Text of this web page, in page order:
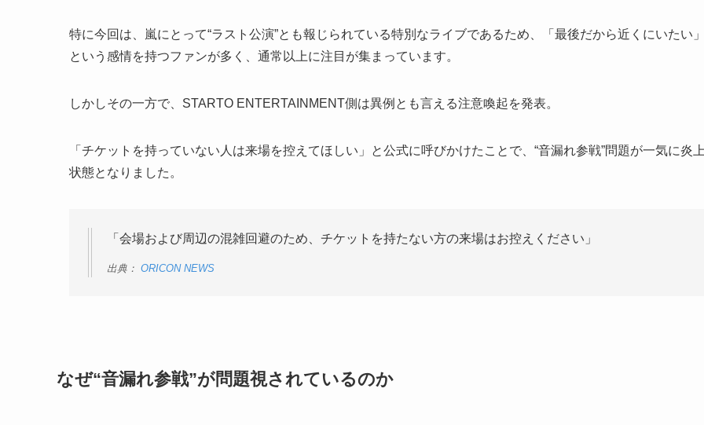
特に今回は、嵐にとって“ラスト公演”とも報じられている特別なライブであるため、「最後だから近くにいたい
という感情を持つファンが多く、通常以上に注目が集まっています。
しかしその一方で、STARTO ENTERTAINMENT側は異例とも言える注意喚起を発表。
「チケットを持っていない人は来場を控えてほしい」と公式に呼びかけたことで、“音漏れ参戦”問題が一気に炎
状態となりました。
「会場および周辺の混雑回避のため、チケットを持たない方の来場はお控えください」
出典： ORICON NEWS
なぜ“音漏れ参戦”が問題視されているのか